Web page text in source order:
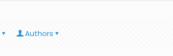
Authors